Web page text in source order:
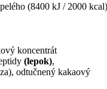
(8400 kJ / 2000 kcal)
koncentrát
(lepok),
odtučnený kakaový